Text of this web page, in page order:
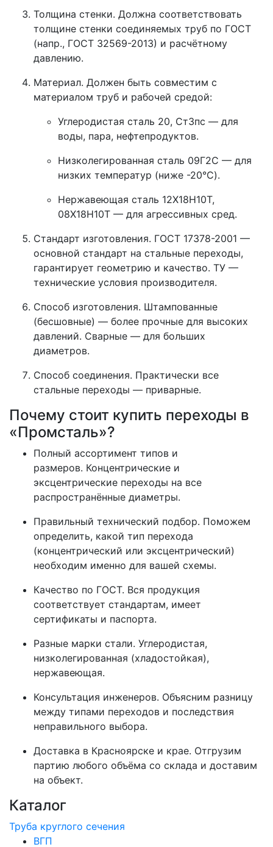
Толщина стенки. Должна соответствовать
толщине стенки соединяемых труб по ГОСТ
(напр., ГОСТ 32569-2013) и расчётному
давлению.
Материал. Должен быть совместим с
материалом труб и рабочей средой:
Углеродистая сталь 20, Ст3пс — для
воды, пара, нефтепродуктов.
Низколегированная сталь 09Г2С — для
низких температур (ниже -20°C).
Нержавеющая сталь 12Х18Н10Т,
08Х18Н10Т — для агрессивных сред.
Стандарт изготовления. ГОСТ 17378-2001 —
основной стандарт на стальные переходы,
гарантирует геометрию и качество. ТУ —
технические условия производителя.
Способ изготовления. Штампованные
(бесшовные) — более прочные для высоких
давлений. Сварные — для больших
диаметров.
Способ соединения. Практически все
стальные переходы — приварные.
Почему стоит купить переходы в
«Промсталь»?
Полный ассортимент типов и
размеров. Концентрические и
эксцентрические переходы на все
распространённые диаметры.
Правильный технический подбор. Поможем
определить, какой тип перехода
(концентрический или эксцентрический)
необходим именно для вашей схемы.
Качество по ГОСТ. Вся продукция
соответствует стандартам, имеет
сертификаты и паспорта.
Разные марки стали. Углеродистая,
низколегированная (хладостойкая),
нержавеющая.
Консультация инженеров. Объясним разницу
между типами переходов и последствия
неправильного выбора.
Доставка в Красноярске и крае. Отгрузим
партию любого объёма со склада и доставим
на объект.
Каталог
Труба круглого сечения
ВГП